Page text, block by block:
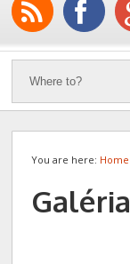
You are here: Home
Galéria